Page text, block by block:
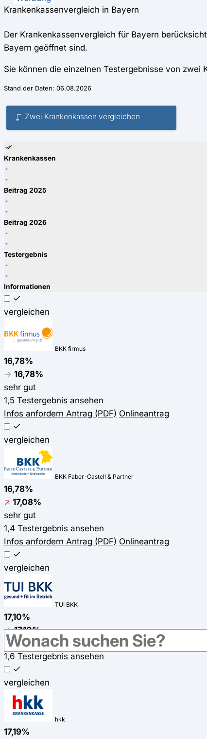
Krankenkassenvergleich in Bayern
Der Krankenkassenvergleich für Bayern
Bayern geöffnet sind.
Sie können die einzelnen Testergebnisse von zwei
Stand der Daten: 06.08.2026
↳ Zwei Krankenkassen vergleichen
Krankenkassen
Beitrag 2025
Beitrag 2026
Testergebnis
Informationen
vergleichen
BKK firmus
16,78%
→ 16,78%
sehr gut
1,5 Testergebnis ansehen
Infos anfordern Antrag (PDF) Onlineantrag
vergleichen
BKK Faber-Castell & Partner
16,78%
↗ 17,08%
sehr gut
1,4 Testergebnis ansehen
Infos anfordern Antrag (PDF) Onlineantrag
vergleichen
TUI BKK
17,10%
→ 17,10%
gut
1,6 Testergebnis ansehen
vergleichen
hkk
17,19%